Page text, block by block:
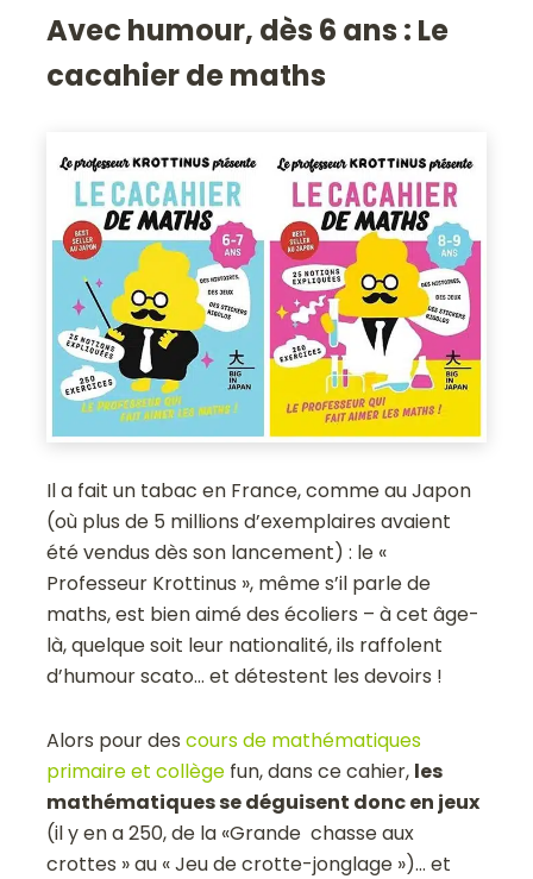
Avec humour, dès 6 ans : Le
cacahier de maths
Il a fait un tabac en France, comme au Japon
(où plus de 5 millions d’exemplaires avaient
été vendus dès son lancement) : le «
Professeur Krottinus », même s’il parle de
maths, est bien aimé des écoliers – à cet âge-
là, quelque soit leur nationalité, ils raffolent
d’humour scato… et détestent les devoirs !
Alors pour descours de mathématiques
primaire et collège fun, dans ce cahier, les
mathématiques se déguisent donc en jeux
(il y en a 250, de la «Grande chasse aux
crottes » au « Jeu de crotte-jonglage »)… et